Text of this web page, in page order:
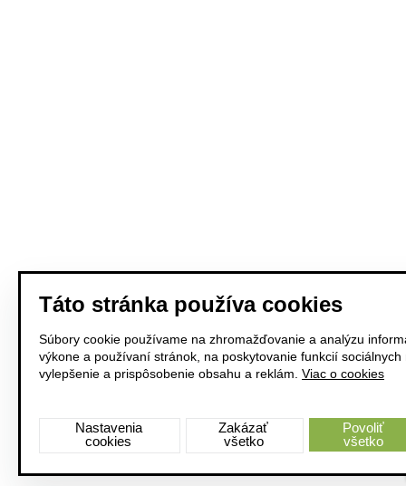
Táto stránka používa cookies
Súbory cookie používame na zhromažďovanie a analýzu
výkone a používaní stránok, na poskytovanie funkcií sociálnych
vylepšenie a prispôsobenie obsahu a reklám. Viac o cookies
Nastavenia
cookies
Zakázať
všetko
Povoliť
všetko